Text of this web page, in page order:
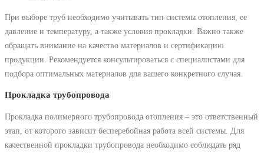
При выборе труб необходимо учитывать тип системы отопления, ее
давление и температуру, а также условия прокладки. Важно также
обращать внимание на качество материалов и сертификацию
продукции. Рекомендуется консультироваться с специалистами для
подбора оптимальных материалов для вашего конкретного случая.
Прокладка трубопровода
Прокладка полимерного трубопровода отопления – это ответственный
этап, от которого зависит бесперебойная работа всей системы. Для
качественной прокладки трубопровода необходимо соблюдать ряд